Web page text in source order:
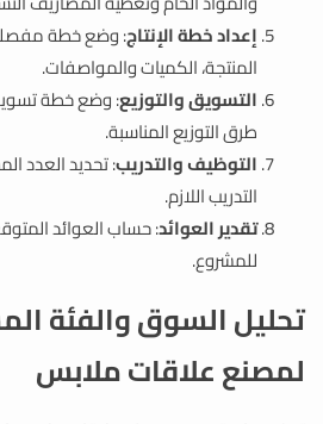
إعداد خطة الإنتاج: وضع خطة مفصلة
المنتجة، الكميات والمواصفات.
التسويق والتوزيع: وضع خطة
طرق التوزيع المناسبة.
التوظيف والتدريب: تحديد العدد
التدريب اللازم.
تقدير العوائد: حساب العوائد
للمشروع.
تحليل السوق والفئة
لمصنع علاقات ملابس